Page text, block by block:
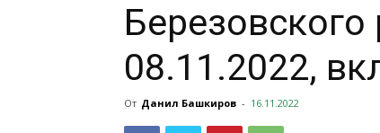
08.11.2022,
От Данил Башкиров - 16.11.2022